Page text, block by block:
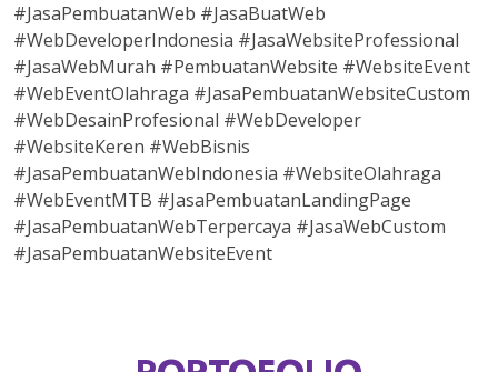
#JasaPembuatanWeb #JasaBuatWeb
#WebDeveloperIndonesia #JasaWebsiteProfessional
#JasaWebMurah #PembuatanWebsite #WebsiteEvent
#WebEventOlahraga #JasaPembuatanWebsiteCustom
#WebDesainProfesional #WebDeveloper
#WebsiteKeren #WebBisnis
#JasaPembuatanWebIndonesia #WebsiteOlahraga
#WebEventMTB #JasaPembuatanLandingPage
#JasaPembuatanWebTerpercaya #JasaWebCustom
#JasaPembuatanWebsiteEvent